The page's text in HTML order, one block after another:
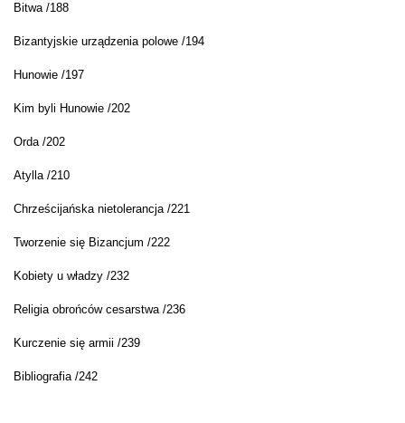
Bitwa /188
Bizantyjskie urządzenia polowe /194
Hunowie /197
Kim byli Hunowie /202
Orda /202
Atylla /210
Chrześcijańska nietolerancja /221
Tworzenie się Bizancjum /222
Kobiety u władzy /232
Religia obrońców cesarstwa /236
Kurczenie się armii /239
Bibliografia /242